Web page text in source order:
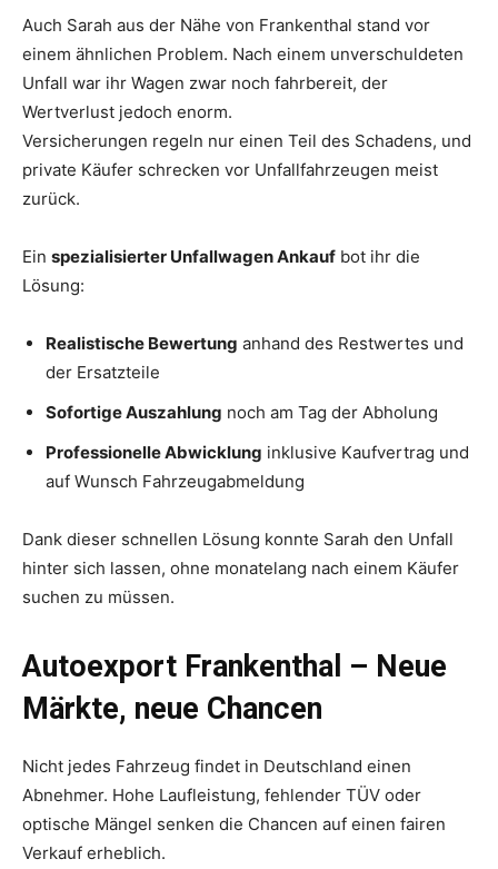
Auch Sarah aus der Nähe von Frankenthal stand vor
einem ähnlichen Problem. Nach einem unverschuldeten
Unfall war ihr Wagen zwar noch fahrbereit, der
Wertverlust jedoch enorm.
Versicherungen regeln nur einen Teil des Schadens, und
private Käufer schrecken vor Unfallfahrzeugen meist
zurück.
Ein spezialisierter Unfallwagen Ankauf bot ihr die
Lösung:
Realistische Bewertung anhand des Restwertes und
der Ersatzteile
Sofortige Auszahlung noch am Tag der Abholung
Professionelle Abwicklung inklusive Kaufvertrag und
auf Wunsch Fahrzeugabmeldung
Dank dieser schnellen Lösung konnte Sarah den Unfall
hinter sich lassen, ohne monatelang nach einem Käufer
suchen zu müssen.
Autoexport Frankenthal – Neue
Märkte, neue Chancen
Nicht jedes Fahrzeug findet in Deutschland einen
Abnehmer. Hohe Laufleistung, fehlender TÜV oder
optische Mängel senken die Chancen auf einen fairen
Verkauf erheblich.